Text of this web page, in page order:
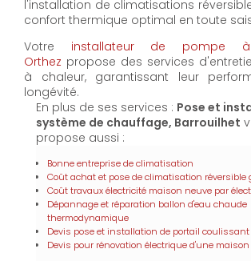
l'installation de climatisations
confort thermique optimal en toute
Votre installateur de pompe
Orthez propose des services
à chaleur, garantissant leur
longévité.
En plus de ses services : Pose et
système de chauffage, Barrouilhet
propose aussi :
Bonne entreprise de climatisation
Coût achat et pose de climatisation réversible
Coût travaux électricité maison neuve par
Dépannage et réparation ballon d'eau chaude
thermodynamique
Devis pose et installation de portail
Devis pour rénovation électrique d'une maison